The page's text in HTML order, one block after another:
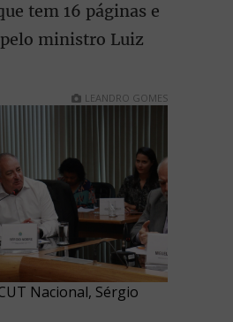
tem 16 páginas e
ministro Luiz
LEANDRO GOMES
Nacional, Sérgio